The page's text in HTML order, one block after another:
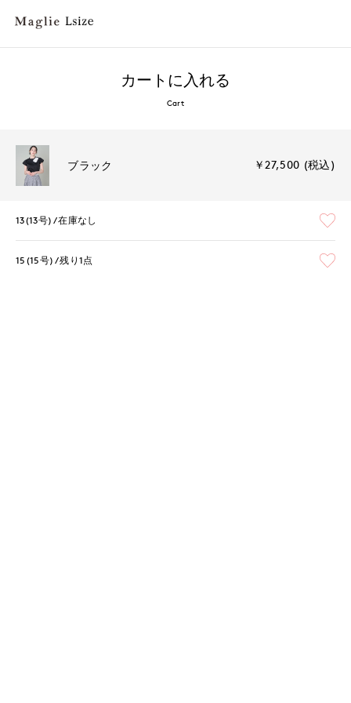
カートに入れる
Cart
ブラック ￥27,500 (税込)
13(13号) 在庫なし
15(15号) 残り1点